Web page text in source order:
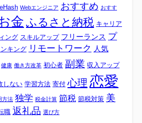
Webエンジニア おすすめ おすす
金 ふるさと納税 キャリア
ング スキルアップ フリーランス プ
キング リモートワーク 人気
健康 働き方改革 初心者 副業 収入アップ
しない 学習方法 寄付 心理 恋愛
方法 独学 税金計算 節税 節税対策 美
職 返礼品 選び方